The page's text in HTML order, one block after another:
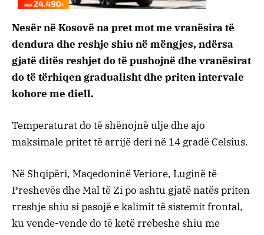
Nesër në Kosovë na pret mot me vranësira të
dendura dhe reshje shiu në mëngjes, ndërsa
gjatë ditës reshjet do të pushojnë dhe vranësirat
do të tërhiqen gradualisht dhe priten intervale
kohore me diell.
Temperaturat do të shënojnë ulje dhe ajo
maksimale pritet të arrijë deri në 14 gradë Celsius.
Në Shqipëri, Maqedoninë Veriore, Luginë të
Preshevës dhe Mal të Zi po ashtu gjatë natës priten
rreshje shiu si pasojë e kalimit të sistemit frontal,
ku vende-vende do të ketë rrebeshe shiu me